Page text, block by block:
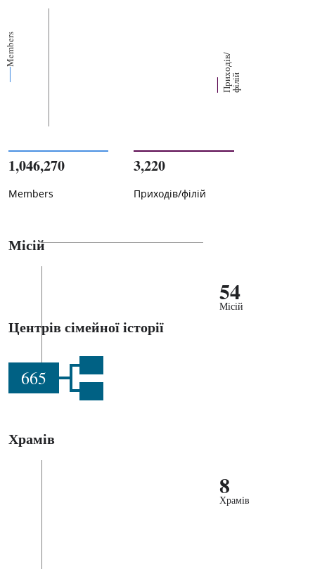
Members
П
р
их
о
д
і
в
/
ф
і
л
ій
1,046,270
Members
3,220
Приходів/філій
Місій
54
Місій
Центрів сімейної історії
665
Храмів
8
Храмів